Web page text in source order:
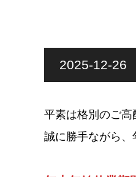
2025-12-26
平素は格別のご高
誠に勝手ながら、